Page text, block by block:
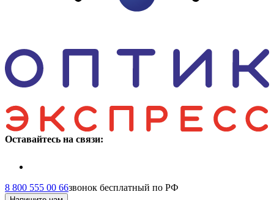
Оставайтесь на связи:
8 800 555 00 66звонок бесплатный по РФ